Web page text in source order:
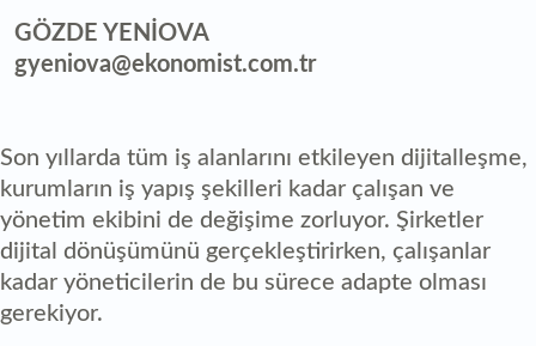
GÖZDE YENİOVA
gyeniova@ekonomist.com.tr
Son yıllarda tüm iş alanlarını etkileyen dijitalleşme,
kurumların iş yapış şekilleri kadar çalışan ve
yönetim ekibini de değişime zorluyor. Şirketler
dijital dönüşümünü gerçekleştirirken, çalışanlar
kadar yöneticilerin de bu sürece adapte olması
gerekiyor.